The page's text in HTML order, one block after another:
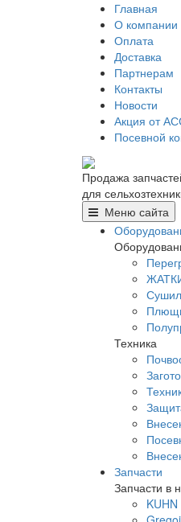
Главная
О компании
Оплата
Доставка
Партнерам
Контакты
Новости
Акция от
Посевной
Продажа
для
Меню сайта
Техника
Запчасти
Запчасти в
KUHN